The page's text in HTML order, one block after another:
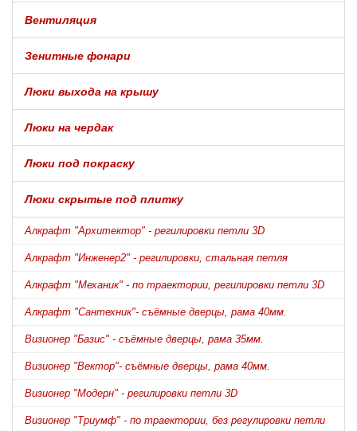
Вентиляция
Зенитные фонари
Люки выхода на крышу
Люки на чердак
Люки под покраску
Люки скрытые под плитку
Алкрафт "Архитектор" - регилировки петли 3D
Алкрафт "Инженер2" - регилировки, стальная петля
Алкрафт "Механик" - по траектории, регилировки петли 3D
Алкрафт "Сантехник"- съёмные дверцы, рама 40мм.
Визионер "Базис" - съёмные дверцы, рама 35мм.
Визионер "Вектор"- съёмные дверцы, рама 40мм.
Визионер "Модерн" - регилировки петли 3D
Визионер "Триумф" - по траектории, без регулировки петли